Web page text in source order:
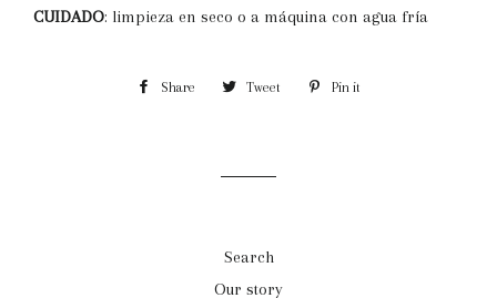
CUIDADO: limpieza en seco o a máquina con agua fría
Share Share Tweet Tweet Pin it
Search
Our story